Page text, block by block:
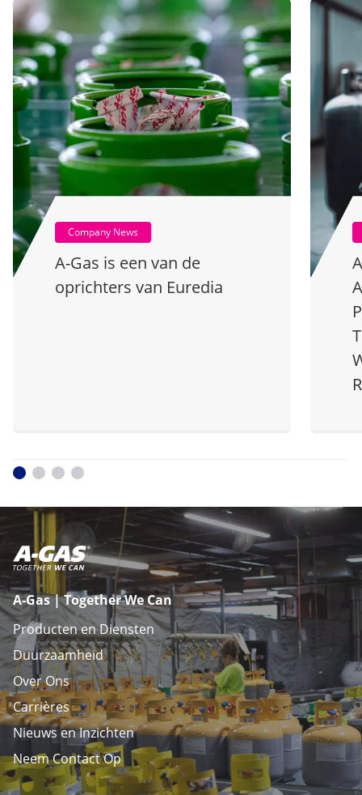
Company News
A-Gas is een van de
oprichters van Euredia
A-Gas | Together We Can
Producten en Diensten
Duurzaamheid
Over Ons
Carrières
Nieuws en Inzichten
Neem Contact Op